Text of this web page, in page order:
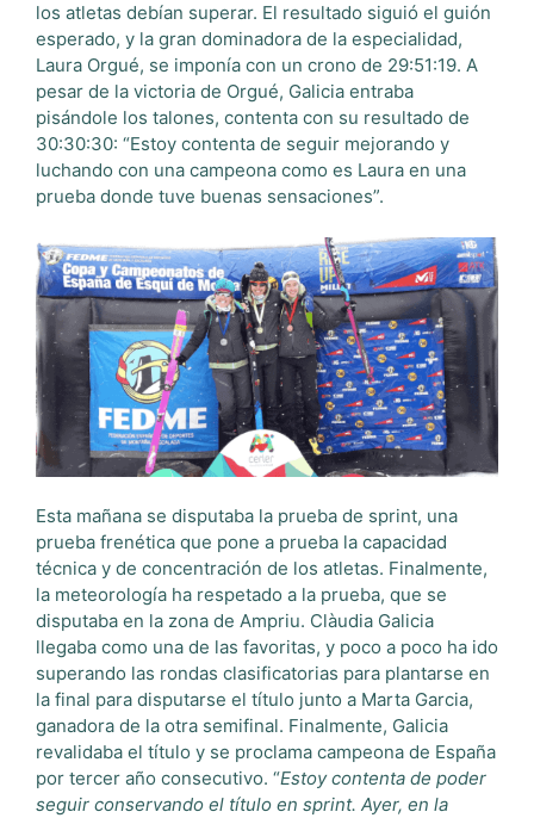
los atletas debían superar. El resultado siguió el guión
esperado, y la gran dominadora de la especialidad,
Laura Orgué, se imponía con un crono de 29:51:19. A
pesar de la victoria de Orgué, Galicia entraba
pisándole los talones, contenta con su resultado de
30:30:30: “Estoy contenta de seguir mejorando y
luchando con una campeona como es Laura en una
prueba donde tuve buenas sensaciones”.
Esta mañana se disputaba la prueba de sprint, una
prueba frenética que pone a prueba la capacidad
técnica y de concentración de los atletas. Finalmente,
la meteorología ha respetado a la prueba, que se
disputaba en la zona de Ampriu. Clàudia Galicia
llegaba como una de las favoritas, y poco a poco ha ido
superando las rondas clasificatorias para plantarse en
la final para disputarse el título junto a Marta Garcia,
ganadora de la otra semifinal. Finalmente, Galicia
revalidaba el título y se proclama campeona de España
por tercer año consecutivo. “Estoy contenta de poder
seguir conservando el título en sprint. Ayer, en la